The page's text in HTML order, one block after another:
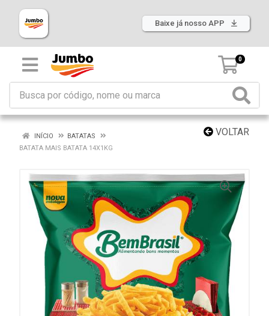
Baixe já nosso APP
0
VOLTAR
INÍCIO
BATATAS
BATATA MAIS BATATA 14X1KG